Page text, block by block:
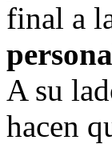
final a
A su
hacen